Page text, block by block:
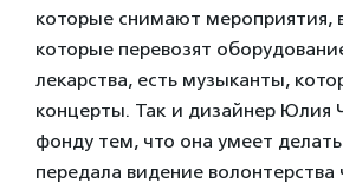
которые снимают мероприятия,
которые перевозят
лекарства, есть музыканты,
концерты. Так и дизайнер Юлия
фонду тем, что она умеет
передала видение волонтерства